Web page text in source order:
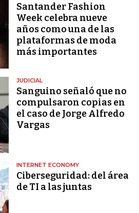
Santander Fashion
Week celebra nueve
años como una de las
plataformas de moda
más importantes
JUDICIAL
Sanguino señaló que no
compulsaron copias en
el caso de Jorge Alfredo
Vargas
INTERNET ECONOMY
Ciberseguridad: del área
de TI a las juntas